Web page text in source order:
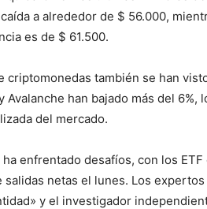
a alrededor de $ 56.000,
es de $ 61.500.
criptomonedas también se han
Avalanche han bajado más del
del mercado.
enfrentado desafíos, con los
salidas netas el lunes. Los
y el investigador